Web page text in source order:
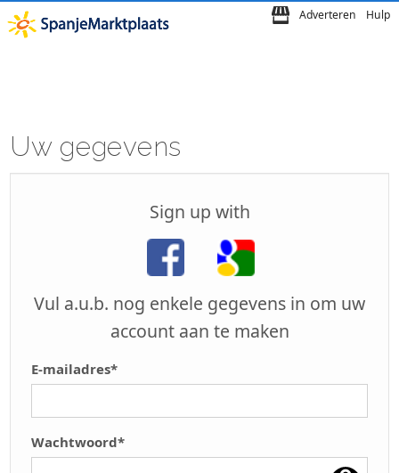
Adverteren Hulp
Uw gegevens
Sign up with
Vul a.u.b. nog enkele gegevens in om uw
account aan te maken
E-mailadres*
Wachtwoord*